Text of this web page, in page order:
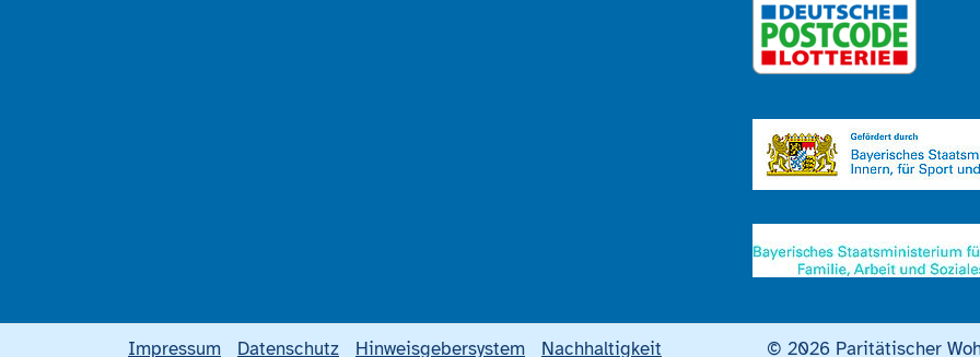
Impressum Datenschutz Hinweisgebersystem Nachhaltigkeit © 2026 Paritätischer